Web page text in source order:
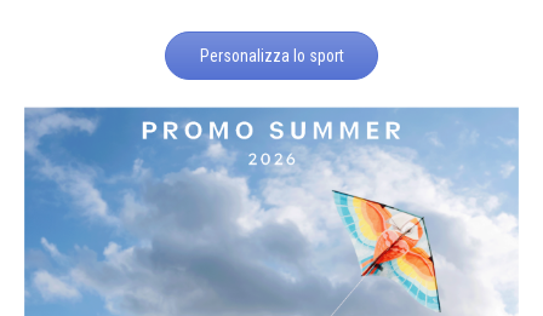
Personalizza lo sport